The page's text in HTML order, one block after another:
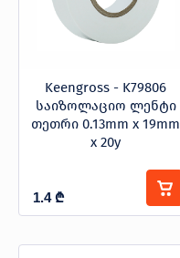
Keengross - K79806
საიზოლაციო ლენტი
თეთრი 0.13mm x 19mm
x 20y
1.4 ₾